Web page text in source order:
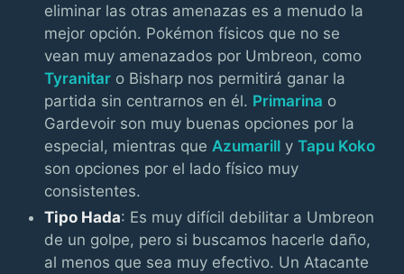
eliminar las otras amenazas es a menudo la
mejor opción. Pokémon físicos que no se
vean muy amenazados por Umbreon, como
Tyranitar o Bisharp nos permitirá ganar la
partida sin centrarnos en él. Primarina o
Gardevoir son muy buenas opciones por la
especial, mientras que Azumarill yTapu Koko
son opciones por el lado físico muy
consistentes.
Tipo Hada: Es muy difícil debilitar a Umbreon
de un golpe, pero si buscamos hacerle daño,
al menos que sea muy efectivo. Un Atacante